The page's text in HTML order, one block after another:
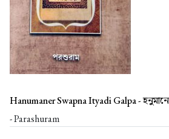
Hanumaner Swapna Ityadi Galpa -
- Parashuram